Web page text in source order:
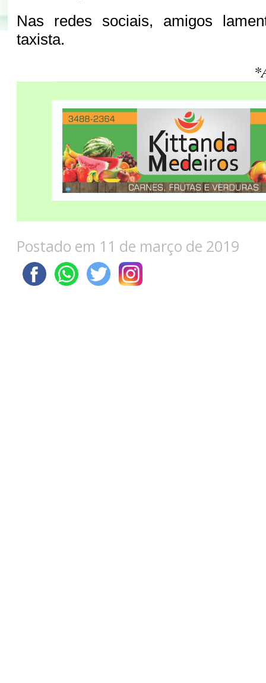
Nas redes sociais, amigos
taxista.
Postado em 11 de março de 2019